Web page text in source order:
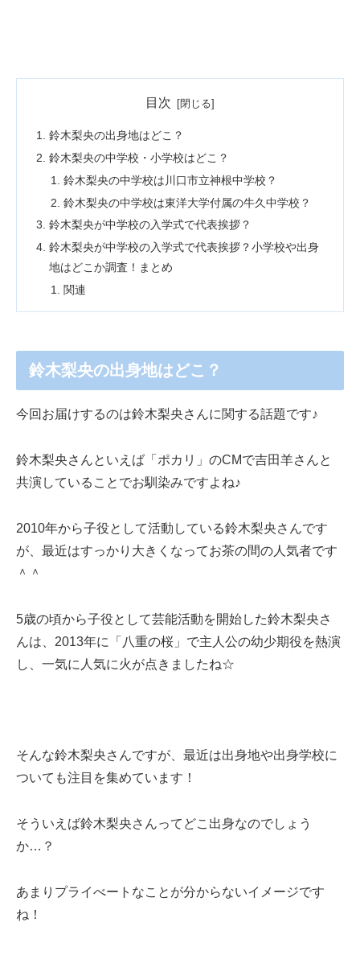
目次
鈴木梨央の出身地はどこ？
鈴木梨央の中学校・小学校はどこ？
鈴木梨央の中学校は川口市立神根中学校？
鈴木梨央の中学校は東洋大学付属の牛久中学校？
鈴木梨央が中学校の入学式で代表挨拶？
鈴木梨央が中学校の入学式で代表挨拶？小学校や出身
地はどこか調査！まとめ
関連
鈴木梨央の出身地はどこ？
今回お届けするのは鈴木梨央さんに関する話題です♪
鈴木梨央さんといえば「ポカリ」のCMで吉田羊さんと
共演していることでお馴染みですよね♪
2010年から子役として活動している鈴木梨央さんです
が、最近はすっかり大きくなってお茶の間の人気者です
＾＾
5歳の頃から子役として芸能活動を開始した鈴木梨央さ
んは、2013年に「八重の桜」で主人公の幼少期役を熱演
し、一気に人気に火が点きましたね☆
そんな鈴木梨央さんですが、最近は出身地や出身学校に
ついても注目を集めています！
そういえば鈴木梨央さんってどこ出身なのでしょう
か…？
あまりプライべートなことが分からないイメージです
ね！